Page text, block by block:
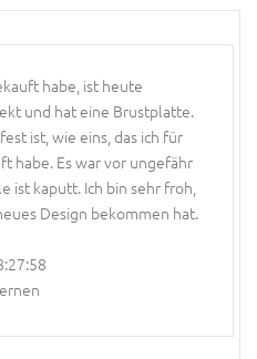
habe, ist heute
und hat eine Brustplatte.
ist, wie eins, das ich für
habe. Es war vor ungefähr
ist kaputt. Ich bin sehr froh,
Design bekommen hat.